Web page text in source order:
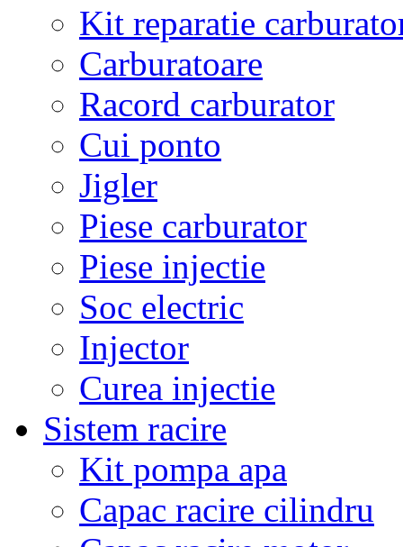
Kit reparatie
Carburatoare
Racord carburator
Cui ponto
Jigler
Piese carburator
Piese injectie
Soc electric
Injector
Curea injectie
Sistem racire
Kit pompa apa
Capac racire cilindru